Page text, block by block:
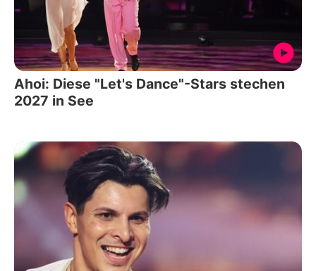
Ahoi: Diese "Let's Dance"-Stars stechen
2027 in See